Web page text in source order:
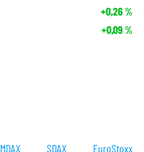
+0,26%
+0,09%
MDAX SDAX EuroStoxx